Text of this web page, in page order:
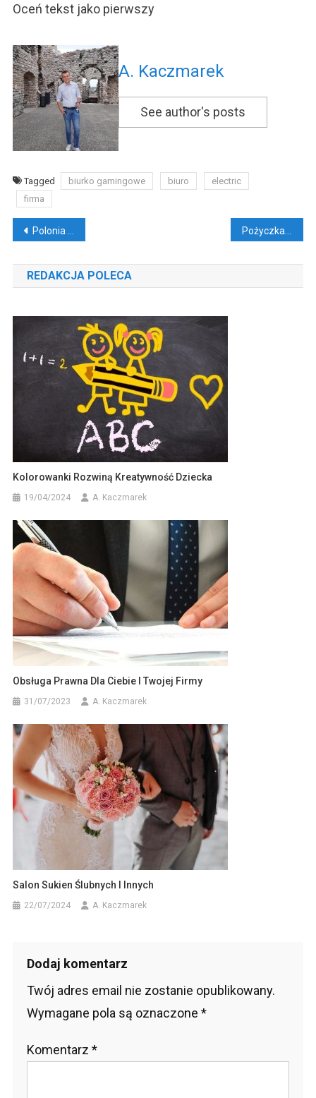
Oceń tekst jako pierwszy
A. Kaczmarek
See author's posts
Tagged biurko gamingowe biuro
electric
firma
Nawigacja
wpisu
Polonia Bytom – Stal Rzeszów
REDAKCJA POLECA
Kolorowanki Rozwiną Kreatywność Dziecka
19/04/2024 A. Kaczmarek
Obsługa Prawna Dla Ciebie I Twojej Firmy
31/07/2023 A. Kaczmarek
Salon Sukien Ślubnych I Innych
22/07/2024 A. Kaczmarek
Dodaj komentarz
Twój adres email nie zostanie opublikowany.
Wymagane pola są oznaczone *
Komentarz *